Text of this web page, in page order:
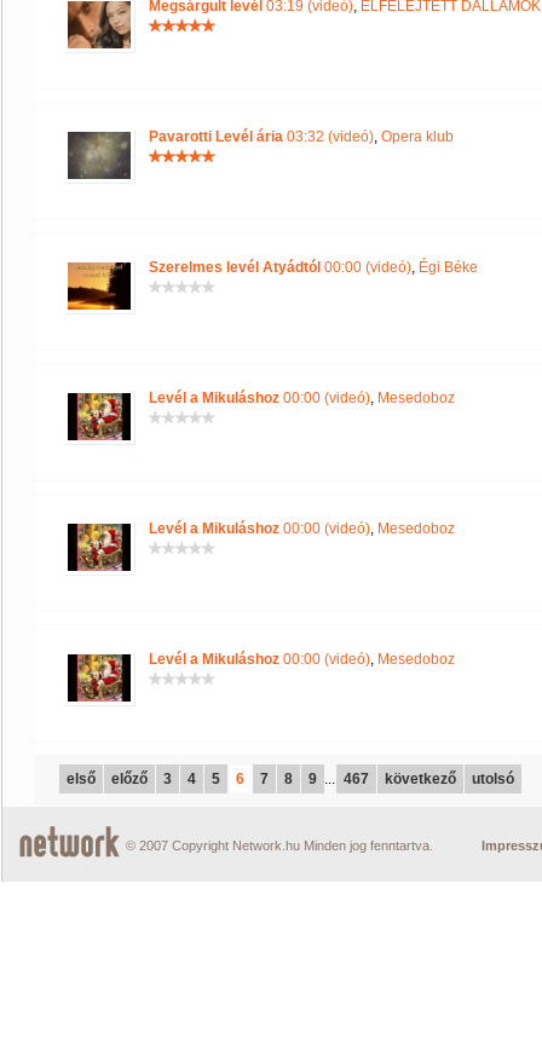
Megsárgult levél 03:19 (videó), ELFELEJTETT
Pavarotti Levél ária 03:32 (videó), Opera klub
Szerelmes levél Atyádtól 00:00 (videó), Égi Béke
Levél a Mikuláshoz 00:00 (videó), Mesedoboz
Levél a Mikuláshoz 00:00 (videó), Mesedoboz
Levél a Mikuláshoz 00:00 (videó), Mesedoboz
első előző 3 4 5 6 7 8 9 ... 467 következő utolsó
© 2007 Copyright Network.hu Minden jog fenntartva.